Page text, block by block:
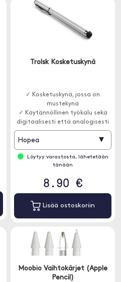
Trolsk Kosketuskynä
✓ Kosketuskynä, jossa on
mustekynä
✓ Käytännöllinen työkalu sekä
digitaalisesti että analogisesti
Hopea ▾
Löytyy varastosta, lähetetään
tänään
8.90 €
Lisää ostoskoriin
Moobio Vaihtokärjet (Apple
Pencil)